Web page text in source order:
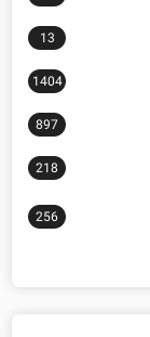
1232
13
1404
897
218